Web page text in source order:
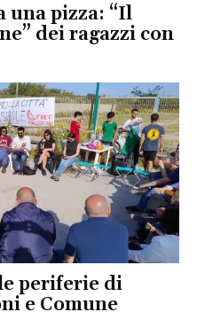
una pizza: “Il
dei ragazzi con
periferie di
e Comune